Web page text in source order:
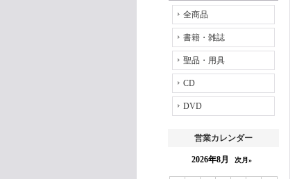
全商品
書籍・雑誌
聖品・用具
CD
DVD
営業カレンダー
2026年8月 次月»